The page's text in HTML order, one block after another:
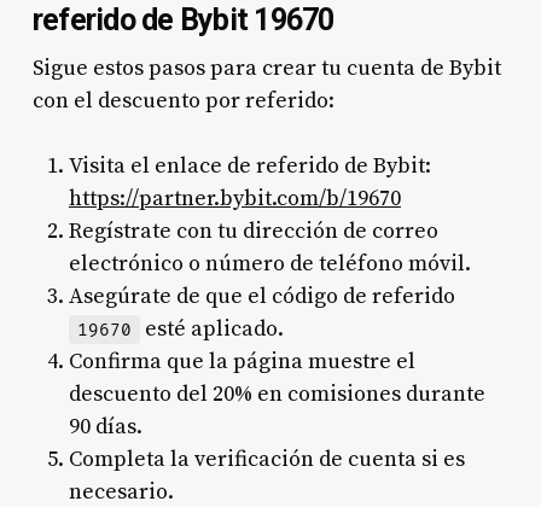
referido de Bybit 19670
Sigue estos pasos para crear tu cuenta de Bybit
con el descuento por referido:
Visita el enlace de referido de Bybit:
https://partner.bybit.com/b/19670
Regístrate con tu dirección de correo
electrónico o número de teléfono móvil.
Asegúrate de que el código de referido
19670
esté aplicado.
Confirma que la página muestre el
descuento del 20% en comisiones durante
90 días.
Completa la verificación de cuenta si es
necesario.